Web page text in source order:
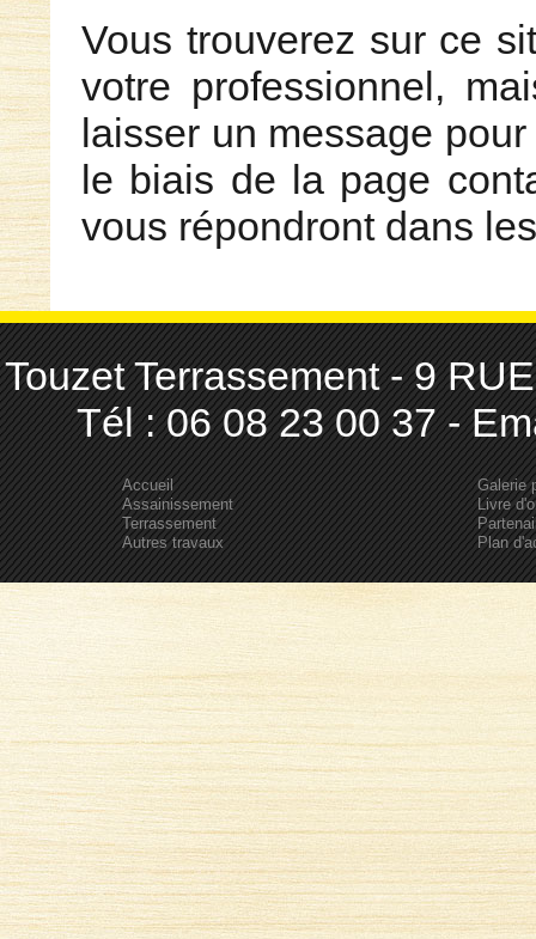
Vous trouverez sur ce
votre professionnel,
laisser un message
le biais de la page
vous répondront dans
Touzet Terrassement - 9
Tél : 06 08 23 00 37 -
Accueil
Assainissement
Terrassement
Autres travaux
Galerie
Livre
Plan